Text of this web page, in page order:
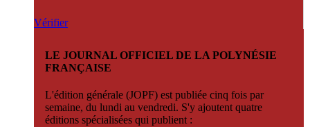
Vérifier
LE JOURNAL OFFICIEL DE LA POLYNÉSIE
FRANÇAISE
L'édition générale (JOPF) est publiée cinq fois par
semaine, du lundi au vendredi. S'y ajoutent quatre
éditions spécialisées qui publient :